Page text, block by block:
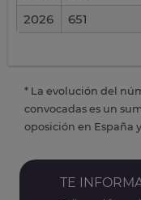
2026
651
* La evolución del
convocadas es un
oposición en España
TE